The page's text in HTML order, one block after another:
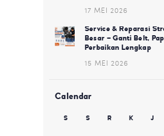
17 MEI 2026
Service & Reparasi
Besar – Ganti Belt,
Perbaikan Lengkap
15 MEI 2026
Calendar
S S R K J